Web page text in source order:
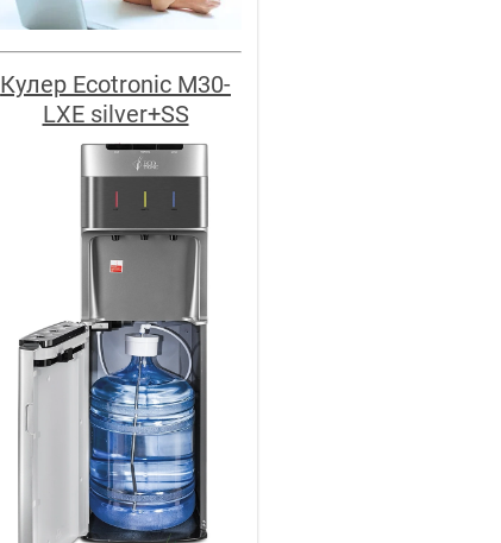
Кулер Ecotronic M30-
LXE silver+SS